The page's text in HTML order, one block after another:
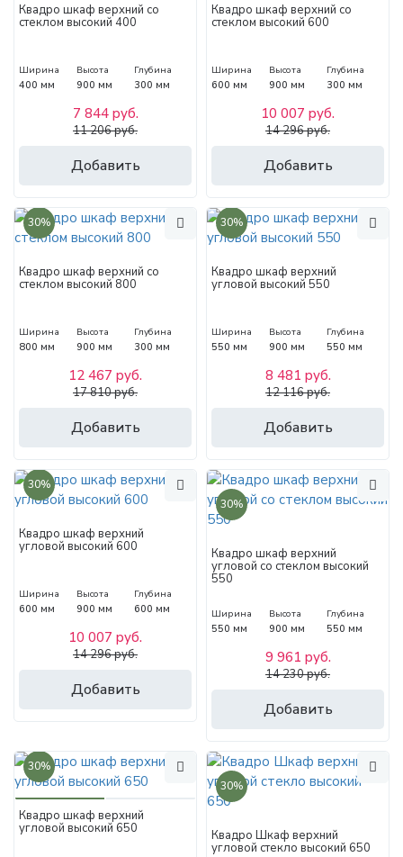
Квадро шкаф верхний со
стеклом высокий 400
Ширина
400 мм
Высота
900 мм
Глубина
300 мм
Добавить
7 844 руб.
11 206 руб.
Квадро шкаф верхний со
стеклом высокий 600
Ширина
600 мм
Высота
900 мм
Глубина
300 мм
Добавить
10 007 руб.
14 296 руб.
30%
Квадро шкаф верхний со
стеклом высокий 800
Ширина
800 мм
Высота
900 мм
Глубина
300 мм
Добавить
12 467 руб.
17 810 руб.
30%
Квадро шкаф верхний
угловой высокий 550
Ширина
550 мм
Высота
900 мм
Глубина
550 мм
Добавить
8 481 руб.
12 116 руб.
30%
Квадро шкаф верхний
угловой высокий 600
Ширина
600 мм
Высота
900 мм
Глубина
600 мм
Добавить
10 007 руб.
14 296 руб.
30%
Квадро шкаф верхний
угловой со стеклом высокий
550
Ширина
550 мм
Высота
900 мм
Глубина
550 мм
Добавить
9 961 руб.
14 230 руб.
30%
Квадро шкаф верхний
угловой высокий 650
30%
Квадро Шкаф верхний
угловой стекло высокий 650